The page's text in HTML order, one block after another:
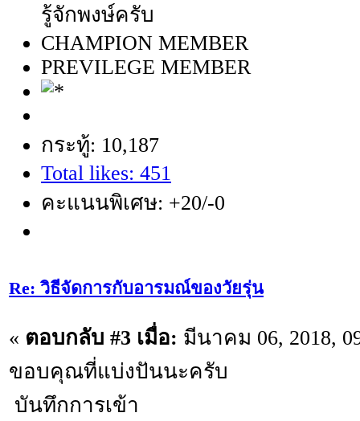
รู้จักพงษ์ครับ
CHAMPION MEMBER
PREVILEGE MEMBER
กระทู้: 10,187
Total likes: 451
คะแนนพิเศษ: +20/-0
Re: วิธีจัดการกับอารมณ์ของวัยรุ่น
« ตอบกลับ #3 เมื่อ: มีนาคม 06, 2018,
ขอบคุณที่แบ่งปันนะครับ
บันทึกการเข้า